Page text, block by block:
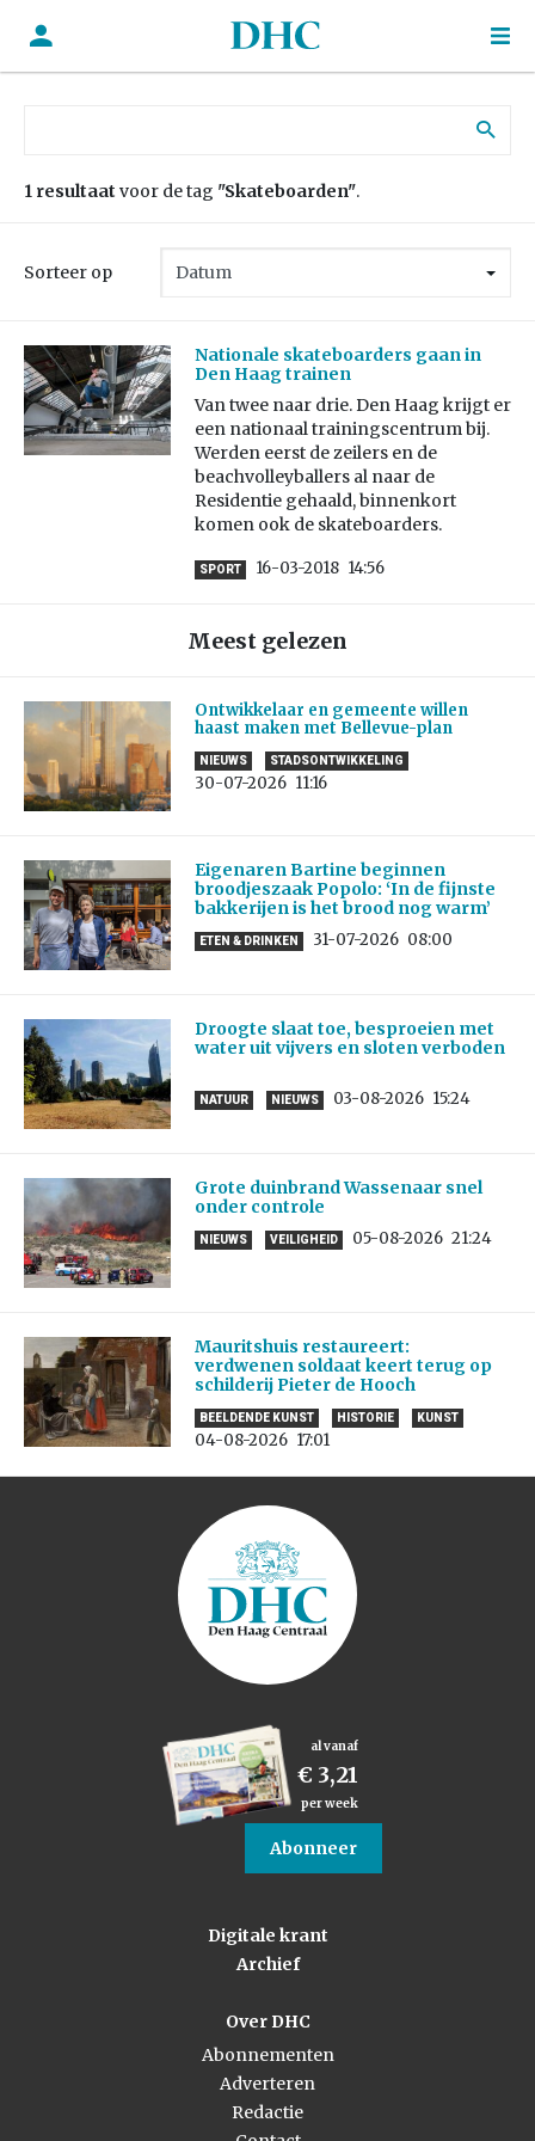
1 resultaat voor de tag "Skateboarden".
Sorteer op
Nationale skateboarders gaan in
Den Haag trainen
Van twee naar drie. Den Haag krijgt er
een nationaal trainingscentrum bij.
Werden eerst de zeilers en de
beachvolleyballers al naar de
Residentie gehaald, binnenkort
komen ook de skateboarders.
SPORT 16-03-2018 14:56
Meest gelezen
Ontwikkelaar en gemeente willen
haast maken met Bellevue-plan
NIEUWS STADSONTWIKKELING
30-07-2026 11:16
Eigenaren Bartine beginnen
broodjeszaak Popolo: ‘In de fijnste
bakkerijen is het brood nog warm’
ETEN & DRINKEN 31-07-2026 08:00
Droogte slaat toe, besproeien met
water uit vijvers en sloten verboden
NATUUR NIEUWS 03-08-2026 15:24
Grote duinbrand Wassenaar snel
onder controle
NIEUWS VEILIGHEID 05-08-2026 21:24
Mauritshuis restaureert:
verdwenen soldaat keert terug op
schilderij Pieter de Hooch
BEELDENDE KUNST HISTORIE KUNST
04-08-2026 17:01
al vanaf
€ 3,21
per week
Abonneer
Digitale krant
Archief
Over DHC
Abonnementen
Adverteren
Redactie